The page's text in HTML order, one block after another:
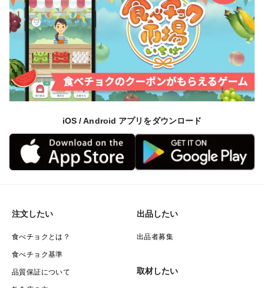
iOS / Android アプリをダウンロード
注文したい
食べチョクとは？
食べチョク基準
品質保証について
出品したい
出品者募集
取材したい